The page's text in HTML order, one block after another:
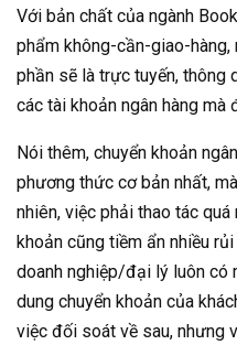
Với bản chất của ngành
phẩm không-cần-giao-
phần sẽ là trực tuyến, thông
các tài khoản ngân hàng mà
Nói thêm, chuyển khoản
phương thức cơ bản nhất,
nhiên, việc phải thao tác
khoản cũng tiềm ẩn nhiều
doanh nghiệp/đại lý luôn có
dung chuyển khoản của
việc đối soát về sau, nhưng